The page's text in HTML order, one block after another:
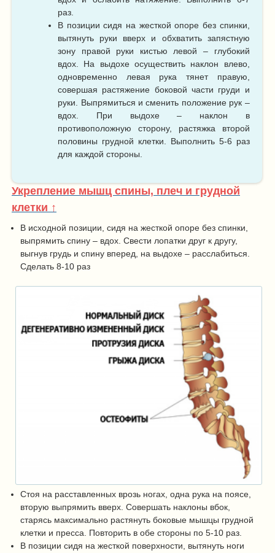
раз.
В позиции сидя на жесткой опоре без спинки,
вытянуть руки вверх и обхватить запястную
зону правой руки кистью левой – глубокий
вдох. На выдохе осуществить наклон влево,
одновременно левая рука тянет правую,
совершая растяжение боковой части груди и
руки. Выпрямиться и сменить положение рук –
вдох. При выдохе – наклон в
противоположную сторону, растяжка второй
половины грудной клетки. Выполнить 5-6 раз
для каждой стороны.
Укрепление мышц спины, плеч и грудной
клетки ↑
В исходной позиции, сидя на жесткой опоре без спинки,
выпрямить спину – вдох. Свести лопатки друг к другу,
выгнув грудь и спину вперед, на выдохе – расслабиться.
Сделать 8-10 раз
Стоя на расставленных врозь ногах, одна рука на поясе,
вторую выпрямить вверх. Совершать наклоны вбок,
старясь максимально растянуть боковые мышцы грудной
клетки и пресса. Повторить в обе стороны по 5-10 раз.
В позиции сидя на жесткой поверхности, вытянуть ноги